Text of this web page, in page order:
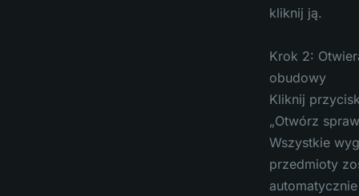
kliknij ją.
Krok 2:
obudowy
Kliknij
„Otwórz
Wszystkie
przedmioty
automatycznie